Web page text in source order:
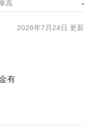
高 -
2026年7月24日 更新
有